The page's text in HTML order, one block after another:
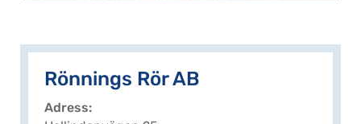
Rönnings Rör AB
Adress